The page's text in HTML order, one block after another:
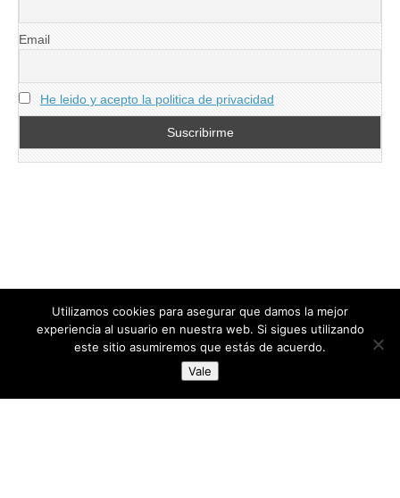
Email
He leido y acepto la politica de privacidad
directoresdeseguridad.es
Diseñado por Centro Andaluz de Estudios y Entrenamiento
Utilizamos cookies para asegurar que damos la mejor
experiencia al usuario en nuestra web. Si sigues utilizando
este sitio asumiremos que estás de acuerdo.
Vale